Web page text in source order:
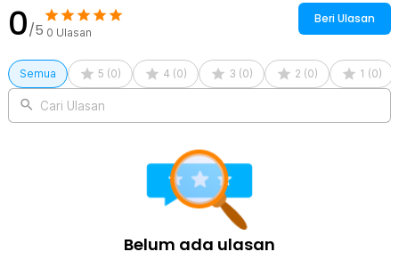
0/5 0 Ulasan
Beri Ulasan
Semua 5 (0) 4 (0) 3 (0) 2 (0) 1 (0)
Cari Ulasan
Belum ada ulasan